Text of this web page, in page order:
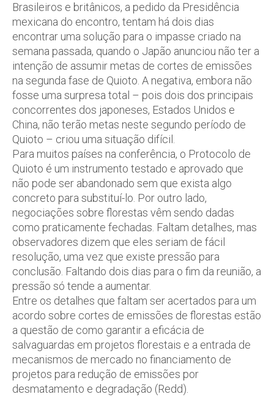
Brasileiros e britânicos, a pedido da Presidência
mexicana do encontro, tentam há dois dias
encontrar uma solução para o impasse criado na
semana passada, quando o Japão anunciou não ter a
intenção de assumir metas de cortes de emissões
na segunda fase de Quioto. A negativa, embora não
fosse uma surpresa total – pois dois dos principais
concorrentes dos japoneses, Estados Unidos e
China, não terão metas neste segundo período de
Quioto – criou uma situação difícil.
Para muitos países na conferência, o Protocolo de
Quioto é um instrumento testado e aprovado que
não pode ser abandonado sem que exista algo
concreto para substituí-lo. Por outro lado,
negociações sobre florestas vêm sendo dadas
como praticamente fechadas. Faltam detalhes, mas
observadores dizem que eles seriam de fácil
resolução, uma vez que existe pressão para
conclusão. Faltando dois dias para o fim da reunião, a
pressão só tende a aumentar.
Entre os detalhes que faltam ser acertados para um
acordo sobre cortes de emissões de florestas estão
a questão de como garantir a eficácia de
salvaguardas em projetos florestais e a entrada de
mecanismos de mercado no financiamento de
projetos para redução de emissões por
desmatamento e degradação (Redd).